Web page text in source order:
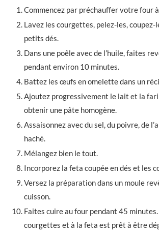
Commencez par préchauffer votre four
Lavez les courgettes, pelez-les, coupez-
petits dés.
Dans une poêle avec de l’huile, faites
pendant environ 10 minutes.
Battez les œufs en omelette dans un
Ajoutez progressivement le lait et la
obtenir une pâte homogène.
Assaisonnez avec du sel, du poivre, de
haché.
Mélangez bien le tout.
Incorporez la feta coupée en dés et les
Versez la préparation dans un moule
cuisson.
Faites cuire au four pendant 45
courgettes et à la feta est prêt à être